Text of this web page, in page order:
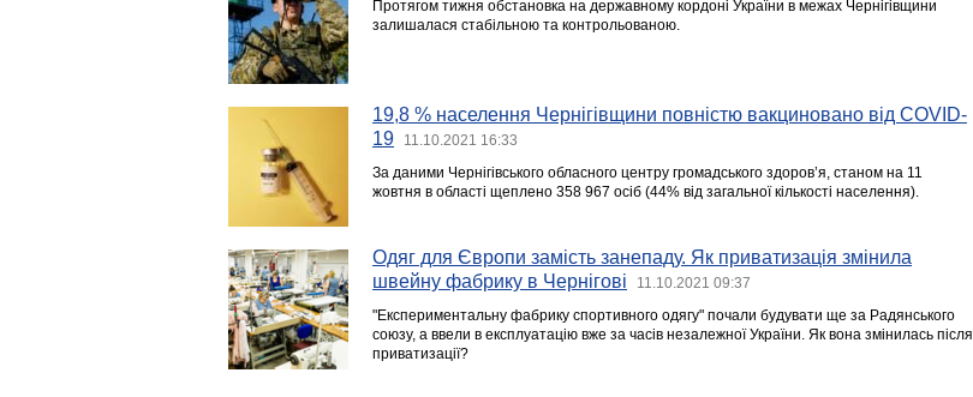
Протягом тижня обстановка на державному кордоні України в межах Чернігівщини
залишалася стабільною та контрольованою.
19,8 % населення Чернігівщини повністю вакциновано від COVID-
19
11.10.2021 16:33
За даними Чернігівського обласного центру громадського здоров’я, станом на 11
жовтня в області щеплено 358 967 осіб (44% від загальної кількості населення).
Одяг для Європи замість занепаду. Як приватизація змінила
швейну фабрику в Чернігові
11.10.2021 09:37
"Експериментальну фабрику спортивного одягу" почали будувати ще за Радянського
союзу, а ввели в експлуатацію вже за часів незалежної України. Як вона змінилась після
приватизації?